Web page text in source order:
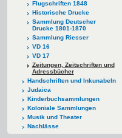
Flugschriften 1848
Historische Drucke
Sammlung Deutscher
Drucke 1801-1870
Sammlung Riesser
VD 16
VD 17
Zeitungen, Zeitschriften und
Adressbücher
Handschriften und Inkunabeln
Judaica
Kinderbuchsammlungen
Koloniale Sammlungen
Musik und Theater
Nachlässe